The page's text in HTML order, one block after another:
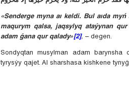
«Senderge myna aı keldi. Bul aıda
maqurym qalsa, jaqsylyq ataýynan
adam ǵana qur qalady»[2], – degen.
Sondyqtan musylman adam
tyrysýy qajet. Al sharshasa kishkene